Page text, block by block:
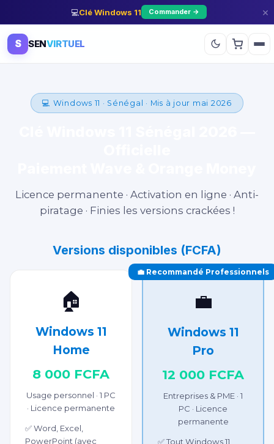
💻Clé Windows 11 Commander → ×
S SENVIRTUEL
💻 Windows 11 · Sénégal · Mis à jour mai 2026
Licence permanente · Activation en ligne · Anti-
piratage · Finies les versions crackées !
Versions disponibles (FCFA)
🏠
Windows 11
Home
8 000 FCFA
Usage personnel · 1 PC
· Licence permanente
✅ Word, Excel,
PowerPoint (avec
💼 Recommandé Professionnels
💼
Windows 11
Pro
12 000 FCFA
Entreprises & PME · 1
PC · Licence
permanente
✅ Tout Windows 11